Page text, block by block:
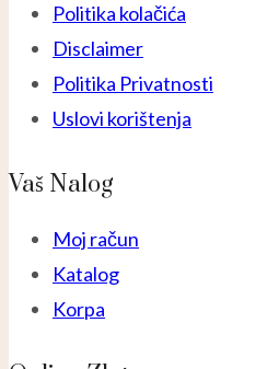
Politika kolačića
Disclaimer
Politika Privatnosti
Uslovi korištenja
Vaš Nalog
Moj račun
Katalog
Korpa